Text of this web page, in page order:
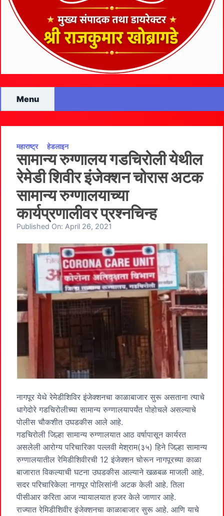
Menu
महाराष्ट्र हेडलाइन
सामान्य रुग्णालय गडचिरोली येथील
रेमेडी शिवीर इंजेक्‍शन चोरास अटक
सामान्य रुग्णालयाच्या
कार्यप्रणालीवर प्रश्नचिन्ह
Published On: April 26, 2021
नागपूर येथे रेमेडीशिविर इंजेक्शनचा काळाबाजार सुरू असताना त्याचे
धागेदोरे गडचिरोलीच्या सामान्य रुग्णालयापर्यंत पोहोचले असल्याचे
पोलीस चौकशीत उघडकीस आले आहे.
गडचिरोली जिल्हा सामान्य रुग्णालयात आठ वर्षापासून कार्यरत
असलेली आरोग्य परिचारिका पल्लवी मेश्राम(३५) हिने जिल्हा सामान्य
रुग्णालयातील रेमिडीशिवीरची 12 इंजेक्शन चोरून नागपूरच्या काळा
बाजारात विकल्याची घटना उघडकीस आल्याने खळबळ माजली आहे.
सदर परिचारिकेला नागपूर पोलिसांनी अटक केली आहे. तिला
पीसीआर करिता आज न्यायालयात हजर केले जाणार आहे.
राज्यात रेमिडीशिवीर इंजेक्शनचा काळाबाजार सुरू आहे. आणि याचे